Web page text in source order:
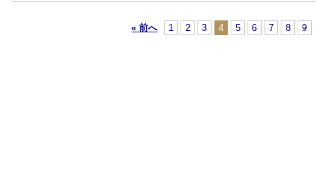
« 前へ 1 2 3 4 5 6 7 8 9